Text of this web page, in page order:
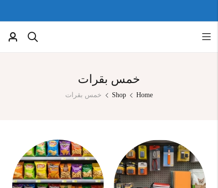
خمس بقرات
Home
Shop خمس بقرات